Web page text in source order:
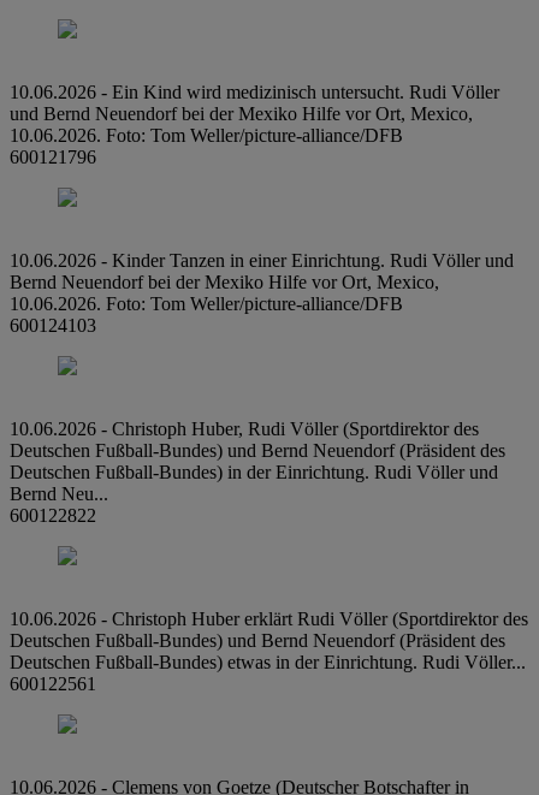
10.06.2026 - Ein Kind wird medizinisch untersucht. Rudi Völler
und Bernd Neuendorf bei der Mexiko Hilfe vor Ort, Mexico,
10.06.2026. Foto: Tom Weller/picture-alliance/DFB
600121796
10.06.2026 - Kinder Tanzen in einer Einrichtung. Rudi Völler und
Bernd Neuendorf bei der Mexiko Hilfe vor Ort, Mexico,
10.06.2026. Foto: Tom Weller/picture-alliance/DFB
600124103
10.06.2026 - Christoph Huber, Rudi Völler (Sportdirektor des
Deutschen Fußball-Bundes) und Bernd Neuendorf (Präsident des
Deutschen Fußball-Bundes) in der Einrichtung. Rudi Völler und
Bernd Neu...
600122822
10.06.2026 - Christoph Huber erklärt Rudi Völler (Sportdirektor des
Deutschen Fußball-Bundes) und Bernd Neuendorf (Präsident des
Deutschen Fußball-Bundes) etwas in der Einrichtung. Rudi Völler...
600122561
10.06.2026 - Clemens von Goetze (Deutscher Botschafter in